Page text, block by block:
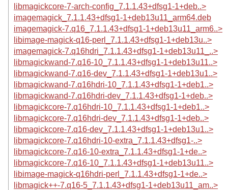
libmagickcore-7-arch-config_7.1.1.43+dfsg1-1+deb..>
imagemagick_7.1.1.43+dfsg1-1+deb13u11_arm64.deb
imagemagick-7.q16_7.1.1.43+dfsg1-1+deb13u11_arm6..>
libimage-magick-q16-perl_7.1.1.43+dfsg1-1+deb13u..>
imagemagick-7.q16hdri_7.1.1.43+dfsg1-1+deb13u11_..>
libmagickwand-7.q16-10_7.1.1.43+dfsg1-1+deb13u11..>
libmagickwand-7.q16-dev_7.1.1.43+dfsg1-1+deb13u1..>
libmagickwand-7.q16hdri-10_7.1.1.43+dfsg1-1+deb1..>
libmagickwand-7.q16hdri-dev_7.1.1.43+dfsg1-1+deb..>
libmagickcore-7.q16hdri-10_7.1.1.43+dfsg1-1+deb1..>
libmagickcore-7.q16hdri-dev_7.1.1.43+dfsg1-1+deb..>
libmagickcore-7.q16-dev_7.1.1.43+dfsg1-1+deb13u1..>
libmagickcore-7.q16hdri-10-extra_7.1.1.43+dfsg1-..>
libmagickcore-7.q16-10-extra_7.1.1.43+dfsg1-1+de..>
libmagickcore-7.q16-10_7.1.1.43+dfsg1-1+deb13u11..>
libimage-magick-q16hdri-perl_7.1.1.43+dfsg1-1+de..>
libmagick++-7.q16-5_7.1.1.43+dfsg1-1+deb13u11_am..>